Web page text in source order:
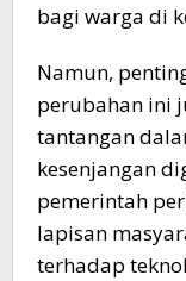
bagi warga di
Namun,
perubahan ini
tantangan
kesenjangan
pemerintah
lapisan
terhadap